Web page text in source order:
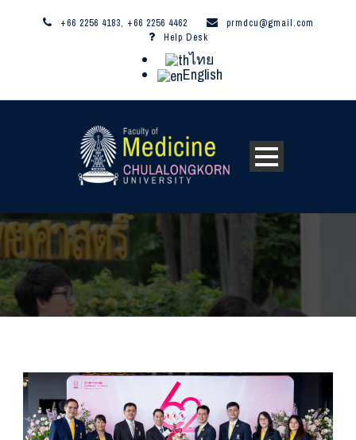
+66 2256 4183, +66 2256 4462
prmdcu@gmail.com
Help Desk
ไทย
English